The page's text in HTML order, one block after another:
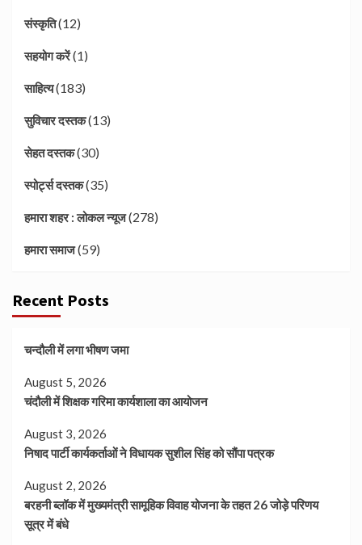
संस्कृति(12)
सहयोग करें(1)
साहित्य(183)
सुविचार दस्तक(13)
सेहत दस्तक(30)
स्पोर्ट्स दस्तक(35)
हमारा शहर : लोकल न्यूज(278)
हमारा समाज(59)
Recent Posts
चन्दौली में लगा भीषण जमा
August 5, 2026
चंदौली में शिक्षक गरिमा कार्यशाला का आयोजन
August 3, 2026
निषाद पार्टी कार्यकर्ताओं ने विधायक सुशील सिंह को सौंपा पत्रक
August 2, 2026
बरहनी ब्लॉक में मुख्यमंत्री सामूहिक विवाह योजना के तहत 26 जोड़े परिणय
सूत्र में बंधे